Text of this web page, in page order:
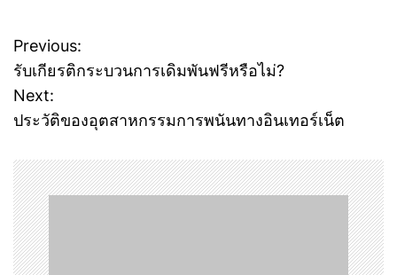
P
o
s
t
n
a
Previous:
รับเกียรติกระบวนการเดิมพันฟรีหรือไม่?
Next:
ประวัติของอุตสาหกรรมการพนันทางอินเทอร์เน็ต